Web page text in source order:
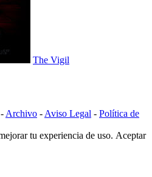
The Vigil
- Archivo - Aviso Legal - Política de
tu experiencia de uso. Aceptar